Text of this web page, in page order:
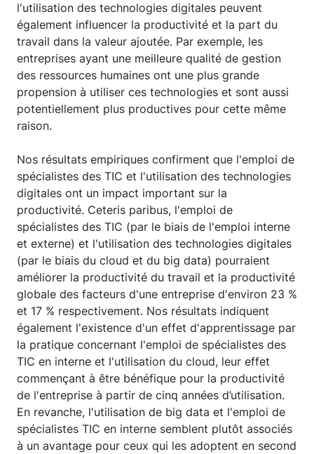
l'utilisation des technologies digitales peuvent
également influencer la productivité et la part du
travail dans la valeur ajoutée. Par exemple, les
entreprises ayant une meilleure qualité de gestion
des ressources humaines ont une plus grande
propension à utiliser ces technologies et sont aussi
potentiellement plus productives pour cette même
raison.
Nos résultats empiriques confirment que l'emploi de
spécialistes des TIC et l'utilisation des technologies
digitales ont un impact important sur la
productivité. Ceteris paribus, l'emploi de
spécialistes des TIC (par le biais de l'emploi interne
et externe) et l'utilisation des technologies digitales
(par le biais du cloud et du big data) pourraient
améliorer la productivité du travail et la productivité
globale des facteurs d'une entreprise d'environ 23 %
et 17 % respectivement. Nos résultats indiquent
également l'existence d'un effet d'apprentissage par
la pratique concernant l'emploi de spécialistes des
TIC en interne et l'utilisation du cloud, leur effet
commençant à être bénéfique pour la productivité
de l'entreprise à partir de cinq années d’utilisation.
En revanche, l'utilisation de big data et l'emploi de
spécialistes TIC en interne semblent plutôt associés
à un avantage pour ceux qui les adoptent en second